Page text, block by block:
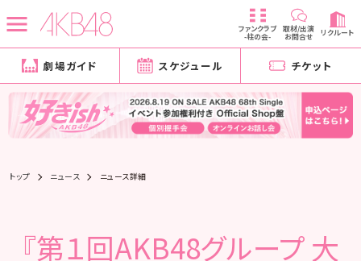
ファンクラブ
-柱の会-
取材/出演
お問合せ リクルート
劇場ガイド スケジュール チケット
トップ ニュース ニュース詳細
『第１回AKB48グループ 大